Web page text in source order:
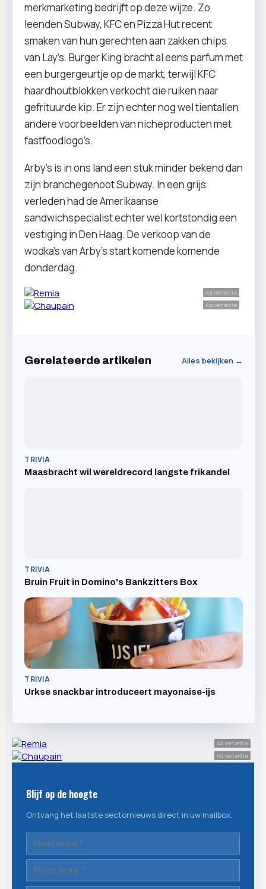
merkmarketing bedrijft op deze wijze. Zo
leenden Subway, KFC en Pizza Hut recent
smaken van hun gerechten aan zakken chips
van Lay’s. Burger King bracht al eens parfum met
een burgergeurtje op de markt, terwijl KFC
haardhoutblokken verkocht die ruiken naar
gefrituurde kip. Er zijn echter nog wel tientallen
andere voorbeelden van nicheproducten met
fastfoodlogo’s.
Arby’s is in ons land een stuk minder bekend dan
zijn branchegenoot Subway. In een grijs
verleden had de Amerikaanse
sandwichspecialist echter wel kortstondig een
vestiging in Den Haag. De verkoop van de
wodka’s van Arby’s start komende komende
donderdag.
Advertentie
Advertentie
Gerelateerde artikelen Alles bekijken →
TRIVIA
Maasbracht wil wereldrecord langste frikandel
TRIVIA
Bruin Fruit in Domino's Bankzitters Box
TRIVIA
Urkse snackbar introduceert mayonaise-ijs
Advertentie
Advertentie
Blijf op de hoogte
Ontvang het laatste sectornieuws direct in uw mailbox.